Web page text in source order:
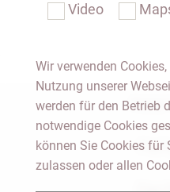
Notar
Video
Wir verwenden
Nutzung unserer
werden für den Betrieb
notwendige Cookies
können Sie Cookies für
zulassen oder allen